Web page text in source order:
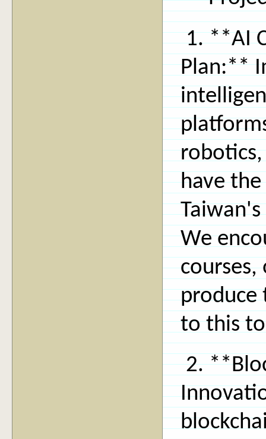
1. **AI
Plan:**
have
We
courses,
produce
to this
2.